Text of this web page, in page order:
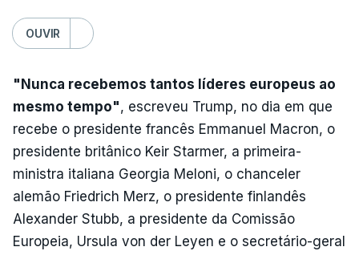
OUVIR
"Nunca recebemos tantos líderes europeus ao
mesmo tempo", escreveu Trump, no dia em que
recebe o presidente francês Emmanuel Macron, o
presidente britânico Keir Starmer, a primeira-
ministra italiana Georgia Meloni, o chanceler
alemão Friedrich Merz, o presidente finlandês
Alexander Stubb, a presidente da Comissão
Europeia, Ursula von der Leyen e o secretário-geral